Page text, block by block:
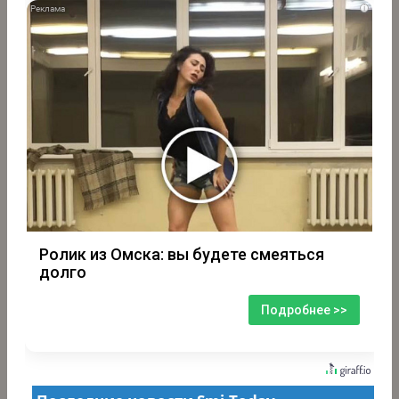
i
Ролик из Омска: вы будете смеяться
долго
Подробнее >>